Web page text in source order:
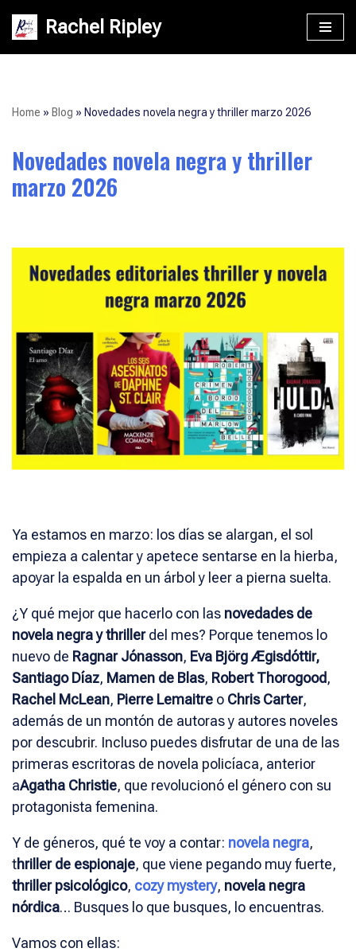
Saltar
Rachel Ripley
Home » Blog » Novedades novela negra y thriller marzo 2026
Novedades novela negra y thriller
marzo 2026
Ya estamos en marzo: los días se alargan, el sol
empieza a calentar y apetece sentarse en la hierba,
apoyar la espalda en un árbol y leer a pierna suelta.
¿Y qué mejor que hacerlo con las novedades de
novela negra y thrillerdel mes? Porque tenemos lo
nuevo de Ragnar Jónasson, Eva Björg Ægisdóttir,
Santiago Díaz, Mamen de Blas, Robert Thorogood,
Rachel McLean, Pierre Lemaitre o Chris Carter,
además de un montón de autoras y autores noveles
por descubrir. Incluso puedes disfrutar de una de las
primeras escritoras de novela policíaca, anterior
aAgatha Christie, que revolucionó el género con su
protagonista femenina.
Y de géneros, qué te voy a contar: novela negra,
thriller de espionaje, que viene pegando muy fuerte,
thriller psicológico, cozy mystery, novela negra
nórdica… Busques lo que busques, lo encuentras.
Vamos con ellas: